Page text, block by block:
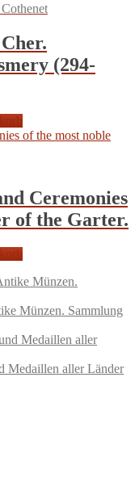
(294-
Ceremonies
of the Garter.
Münzen. Sammlung
Medaillen aller Länder